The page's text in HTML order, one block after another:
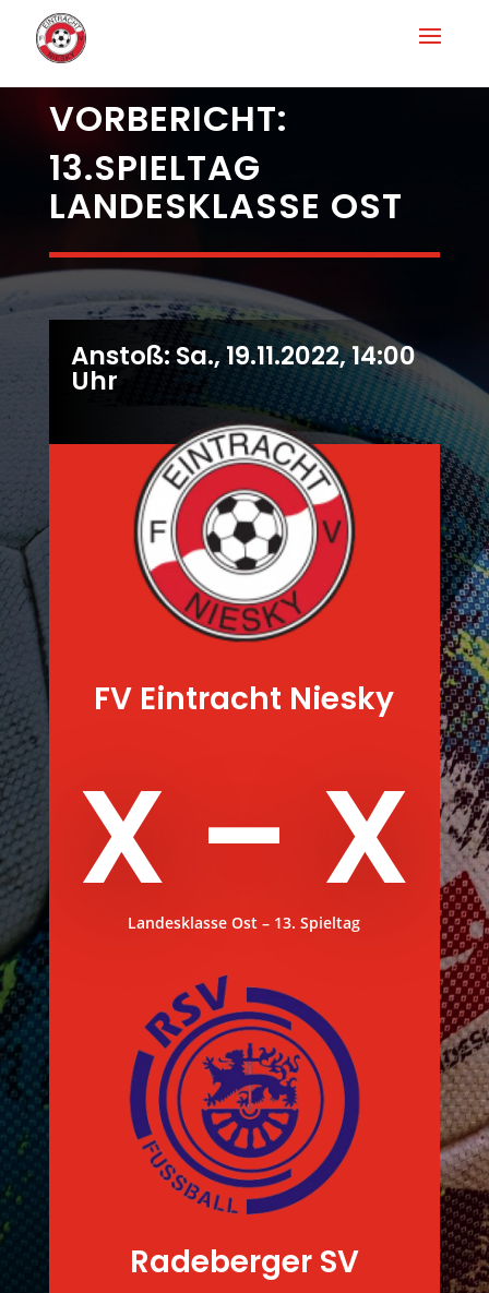
VORBERICHT:
13.SPIELTAG
LANDESKLASSE OST
Anstoß: Sa., 19.11.2022, 14:00
Uhr
FV Eintracht Niesky
X – X
Landesklasse Ost – 13. Spieltag
Radeberger SV